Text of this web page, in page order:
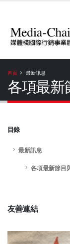
首頁 最新訊息
各項最新
目錄
最新訊息
各項最新節目
友善連結